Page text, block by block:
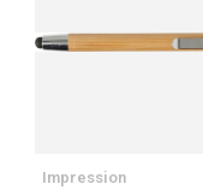
Impression